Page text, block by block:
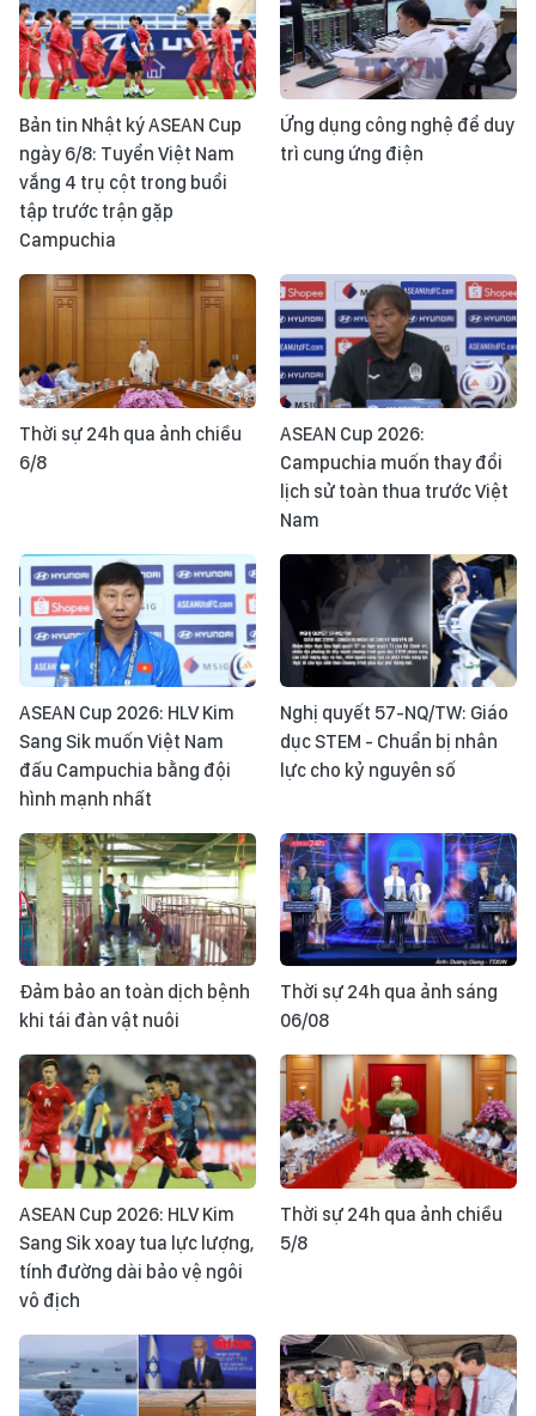
Bản tin Nhật ký ASEAN Cup
ngày 6/8: Tuyển Việt Nam
vắng 4 trụ cột trong buổi
tập trước trận gặp
Campuchia
Ứng dụng công nghệ để duy
trì cung ứng điện
Thời sự 24h qua ảnh chiều
6/8
ASEAN Cup 2026:
Campuchia muốn thay đổi
lịch sử toàn thua trước Việt
Nam
ASEAN Cup 2026: HLV Kim
Sang Sik muốn Việt Nam
đấu Campuchia bằng đội
hình mạnh nhất
Nghị quyết 57-NQ/TW: Giáo
dục STEM - Chuẩn bị nhân
lực cho kỷ nguyên số
Đảm bảo an toàn dịch bệnh
khi tái đàn vật nuôi
Thời sự 24h qua ảnh sáng
06/08
ASEAN Cup 2026: HLV Kim
Sang Sik xoay tua lực lượng,
tính đường dài bảo vệ ngôi
vô địch
Thời sự 24h qua ảnh chiều
5/8